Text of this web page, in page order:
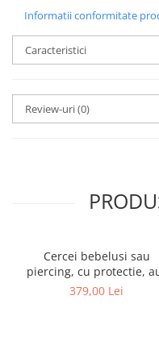
Informatii conformitate
Caracteristici
Review-uri(0)
Cercei bebelusi sau
piercing, cu protectie,
galben 14K, Rotunzi cu
379,00 Lei